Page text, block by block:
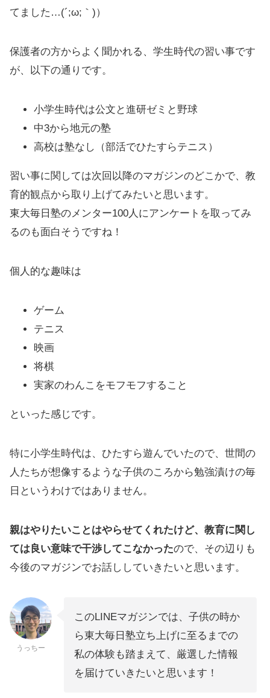
てました…(´;ω;｀)）
保護者の方からよく聞かれる、学生時代の習い事です
が、以下の通りです。
小学生時代は公文と進研ゼミと野球
中3から地元の塾
高校は塾なし（部活でひたすらテニス）
習い事に関しては次回以降のマガジンのどこかで、教
育的観点から取り上げてみたいと思います。
東大毎日塾のメンター100人にアンケートを取ってみ
るのも面白そうですね！
個人的な趣味は
ゲーム
テニス
映画
将棋
実家のわんこをモフモフすること
といった感じです。
特に小学生時代は、ひたすら遊んでいたので、世間の
人たちが想像するような子供のころから勉強漬けの毎
日というわけではありません。
親はやりたいことはやらせてくれたけど、教育に関し
ては良い意味で干渉してこなかったので、その辺りも
今後のマガジンでお話ししていきたいと思います。
うっちー
このLINEマガジンでは、子供の時か
ら東大毎日塾立ち上げに至るまでの
私の体験も踏まえて、厳選した情報
を届けていきたいと思います！